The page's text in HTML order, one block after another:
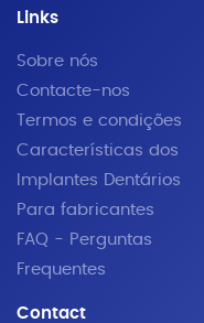
Links
Sobre nós
Contacte-nos
Termos e condições
Características dos
Implantes Dentários
Para fabricantes
FAQ - Perguntas
Frequentes
Contact